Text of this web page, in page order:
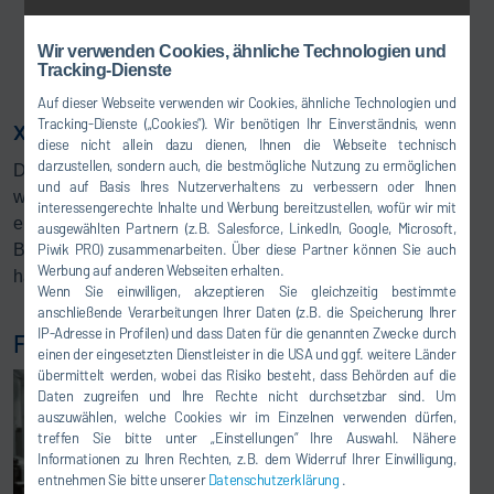
Wir verwenden Cookies, ähnliche Technologien und
Tracking-Dienste
Auf dieser Webseite verwenden wir Cookies, ähnliche Technologien und
Tracking-Dienste („Cookies“). Wir benötigen Ihr Einverständnis, wenn
diese nicht allein dazu dienen, Ihnen die Webseite technisch
darzustellen, sondern auch, die bestmögliche Nutzung zu ermöglichen
und auf Basis Ihres Nutzerverhaltens zu verbessern oder Ihnen
interessengerechte Inhalte und Werbung bereitzustellen, wofür wir mit
ausgewählten Partnern (z.B. Salesforce, LinkedIn, Google, Microsoft,
Piwik PRO) zusammenarbeiten. Über diese Partner können Sie auch
Werbung auf anderen Webseiten erhalten.
Wenn Sie einwilligen, akzeptieren Sie gleichzeitig bestimmte
anschließende Verarbeitungen Ihrer Daten (z.B. die Speicherung Ihrer
IP-Adresse in Profilen) und dass Daten für die genannten Zwecke durch
einen der eingesetzten Dienstleister in die USA und ggf. weitere Länder
übermittelt werden, wobei das Risiko besteht, dass Behörden auf die
Daten zugreifen und Ihre Rechte nicht durchsetzbar sind. Um
auszuwählen, welche Cookies wir im Einzelnen verwenden dürfen,
treffen Sie bitte unter „Einstellungen“ Ihre Auswahl. Nähere
Informationen zu Ihren Rechten, z.B. dem Widerruf Ihrer Einwilligung,
entnehmen Sie bitte unsererDatenschutzerklärung .
x-wheel mainline für eine solide Basis
Da der x-wheel Baukasten modular konzipiert ist, können
wir auf individuelle Anforderungen unserer Kunden
eingehen. Unserx-wheel mainline ist dabei eine solide
Basis, auf der wir komplexe Systeme mit voll- bzw.
halbautomatischer Einstellung aufsetzen können.
Fahrwerkgeometriemessung